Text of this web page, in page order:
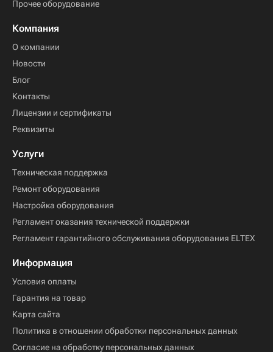
Прочее оборудование
Компания
О компании
Новости
Блог
Контакты
Лицензии и сертификаты
Реквизиты
Услуги
Техническая поддержка
Ремонт оборудования
Настройка оборудования
Регламент оказания технической поддержки
Регламент гарантийного обслуживания оборудования ELTEX
Информация
Условия оплаты
Гарантия на товар
Карта сайта
Политика в отношении обработки персональных данных
Согласие на обработку персональных данных